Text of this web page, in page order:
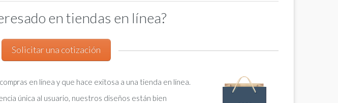
en tiendas en línea?
Solicitar una cotización
en línea y que hace exitosa a una tienda en línea.
única al usuario, nuestros diseños están bien